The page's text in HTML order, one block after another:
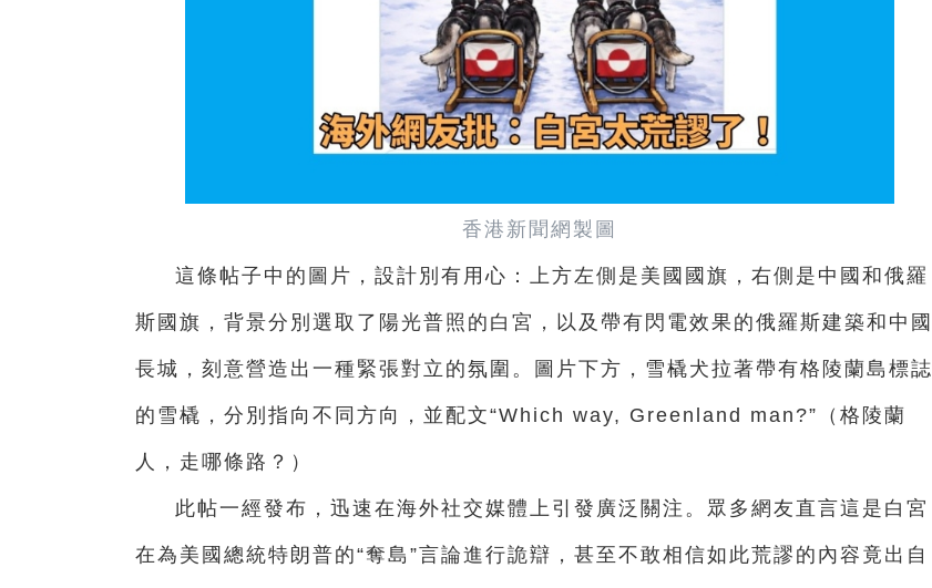
香港新聞網製圖
這條帖子中的圖片，設計別有用心：上方左側是美國國旗，右側是中國和俄羅
斯國旗，背景分別選取了陽光普照的白宮，以及帶有閃電效果的俄羅斯建築和中國
長城，刻意營造出一種緊張對立的氛圍。圖片下方，雪橇犬拉著帶有格陵蘭島標誌
的雪橇，分別指向不同方向，並配文“Which way, Greenland man?”（格陵蘭
人，走哪條路？）
此帖一經發布，迅速在海外社交媒體上引發廣泛關注。眾多網友直言這是白宮
在為美國總統特朗普的“奪島”言論進行詭辯，甚至不敢相信如此荒謬的內容竟出自